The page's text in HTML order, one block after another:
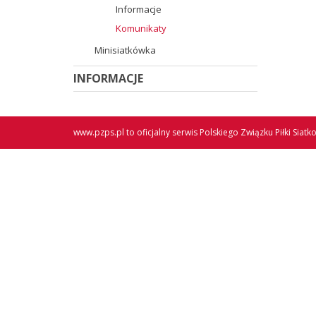
Informacje
Komunikaty
Minisiatkówka
INFORMACJE
www.pzps.pl to oficjalny serwis Polskiego Związku Piłki